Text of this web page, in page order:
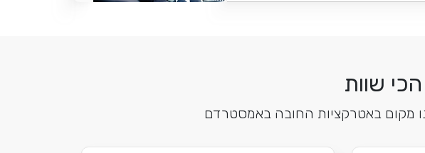
שוות
מקום באטרקציות החובה באמסטרדם